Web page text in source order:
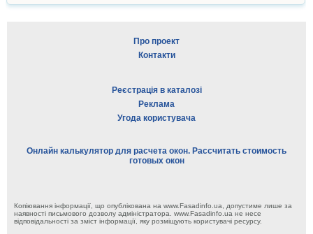
Про проект
Контакти
Реєстрація в каталозі
Реклама
Угода користувача
Онлайн калькулятор для расчета окон. Рассчитать стоимость
готовых окон
Копіювання інформації, що опублікована на www.Fasadinfo.ua, допустиме лише за
наявності письмового дозволу адміністратора. www.Fasadinfo.ua не несе
відповідальності за зміст інформації, яку розміщують користувачі ресурсу.